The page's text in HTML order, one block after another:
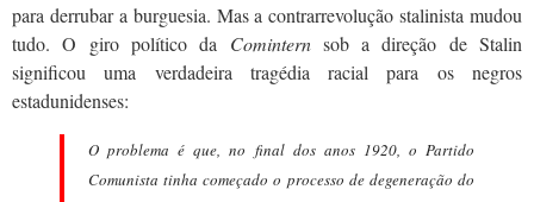
para derrubar a burguesia. Mas a contrarrevolução stalinista mudou
tudo. O giro político da Comintern sob a direção de Stalin
significou uma verdadeira tragédia racial para os negros
estadunidenses:
O problema é que, no final dos anos 1920, o Partido
Comunista tinha começado o processo de degeneração do